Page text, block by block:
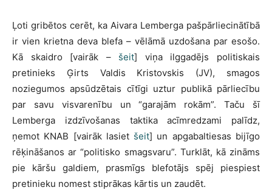
Ļoti gribētos cerēt, ka Aivara Lemberga pašpārliecinātībā
ir vien krietna deva blefa – vēlāmā uzdošana par esošo.
Kā skaidro [vairāk – šeit] viņa ilggadējs politiskais
pretinieks Ģirts Valdis Kristovskis (JV), smagos
noziegumos apsūdzētais cītīgi uztur publikā pārliecību
par savu visvarenību un “garajām rokām”. Taču šī
Lemberga izdzīvošanas taktika acīmredzami palīdz,
ņemot KNAB [vairāk lasietšeit] un apgabaltiesas bijīgo
rēķināšanos ar “politisko smagsvaru”. Turklāt, kā zināms
pie kāršu galdiem, prasmīgs blefotājs spēj piespiest
pretinieku nomest stiprākas kārtis un zaudēt.